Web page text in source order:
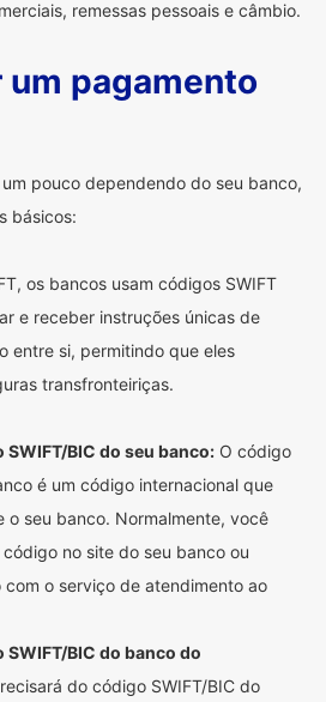
remessas pessoais e câmbio.
um pagamento
pouco dependendo do seu banco,
básicos:
os bancos usam códigos SWIFT
e receber instruções únicas de
entre si, permitindo que eles
transfronteiriças.
BIC do seu banco: O código
é um código internacional que
o seu banco. Normalmente, você
no site do seu banco ou
o serviço de atendimento ao
BIC do banco do
do código SWIFT/BIC do